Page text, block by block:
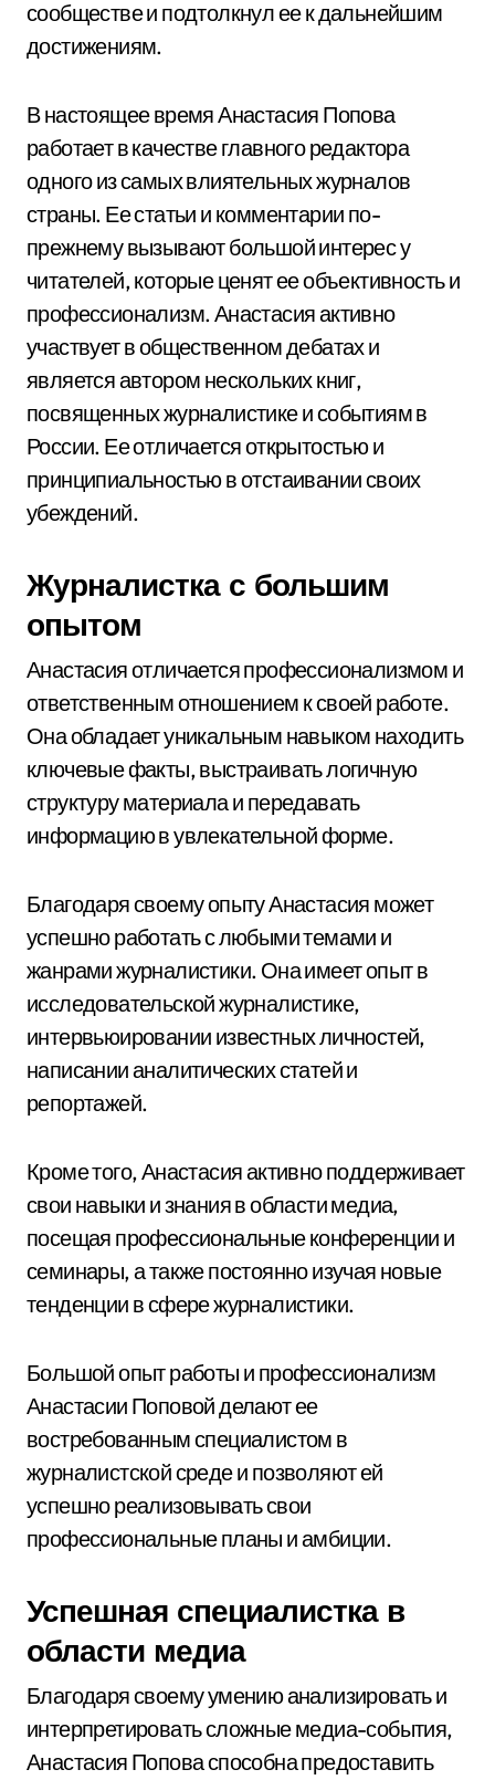
сообществе и подтолкнул ее к дальнейшим
достижениям.
В настоящее время Анастасия Попова
работает в качестве главного редактора
одного из самых влиятельных журналов
страны. Ее статьи и комментарии по-
прежнему вызывают большой интерес у
читателей, которые ценят ее объективность и
профессионализм. Анастасия активно
участвует в общественном дебатах и
является автором нескольких книг,
посвященных журналистике и событиям в
России. Ее отличается открытостью и
принципиальностью в отстаивании своих
убеждений.
Журналистка с большим
опытом
Анастасия отличается профессионализмом и
ответственным отношением к своей работе.
Она обладает уникальным навыком находить
ключевые факты, выстраивать логичную
структуру материала и передавать
информацию в увлекательной форме.
Благодаря своему опыту Анастасия может
успешно работать с любыми темами и
жанрами журналистики. Она имеет опыт в
исследовательской журналистике,
интервьюировании известных личностей,
написании аналитических статей и
репортажей.
Кроме того, Анастасия активно поддерживает
свои навыки и знания в области медиа,
посещая профессиональные конференции и
семинары, а также постоянно изучая новые
тенденции в сфере журналистики.
Большой опыт работы и профессионализм
Анастасии Поповой делают ее
востребованным специалистом в
журналистской среде и позволяют ей
успешно реализовывать свои
профессиональные планы и амбиции.
Успешная специалистка в
области медиа
Благодаря своему умению анализировать и
интерпретировать сложные медиа-события,
Анастасия Попова способна предоставить